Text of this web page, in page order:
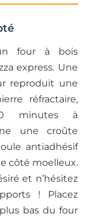
four à bois
express. Une
reproduit une
réfractaire,
minutes à
une croûte
antiadhésif
côté moelleux.
et n’hésitez
! Placez
bas du four